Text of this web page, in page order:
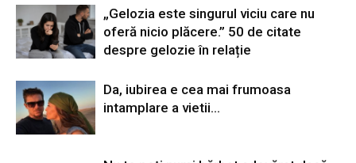
„Gelozia este singurul viciu care nu
oferă nicio plăcere.” 50 de citate
despre gelozie în relație
Da, iubirea e cea mai frumoasa
intamplare a vietii…